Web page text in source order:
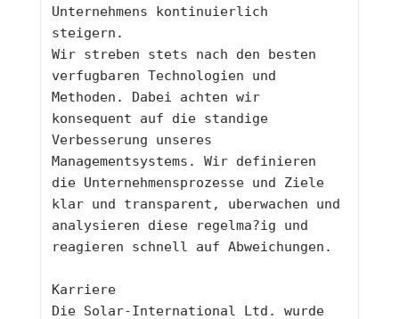
Unternehmens kontinuierlich
steigern.
Wir streben stets nach den besten
verfugbaren Technologien und
Methoden. Dabei achten wir
konsequent auf die standige
Verbesserung unseres
Managementsystems. Wir definieren
die Unternehmensprozesse und Ziele
klar und transparent, uberwachen und
analysieren diese regelma?ig und
reagieren schnell auf Abweichungen.
Karriere
Die Solar-International Ltd. wurde